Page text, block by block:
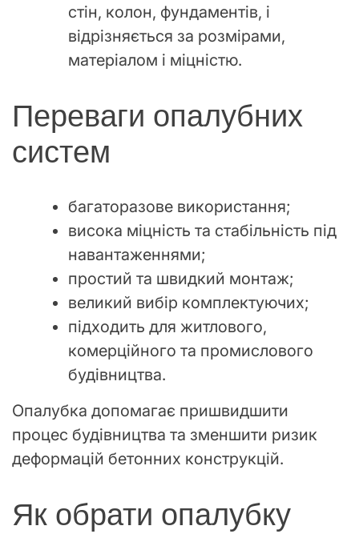
стін, колон, фундаментів, і
відрізняється за розмірами,
матеріалом і міцністю.
Переваги опалубних
систем
багаторазове використання;
висока міцність та стабільність під
навантаженнями;
простий та швидкий монтаж;
великий вибір комплектуючих;
підходить для житлового,
комерційного та промислового
будівництва.
Опалубка допомагає пришвидшити
процес будівництва та зменшити ризик
деформацій бетонних конструкцій.
Як обрати опалубку